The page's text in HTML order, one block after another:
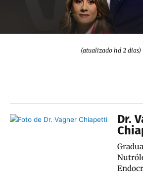
(atualizado há 2 dias)
Dr.